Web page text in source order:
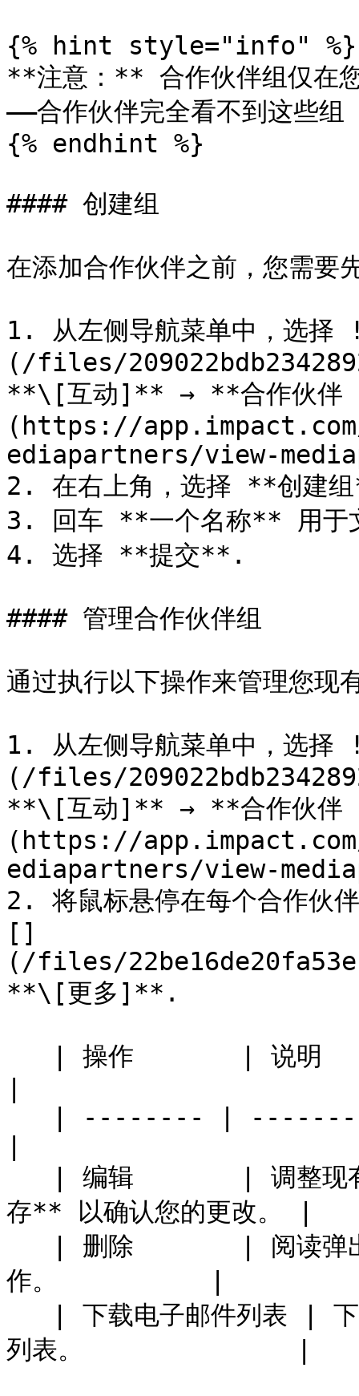
{% hint style="info" %}
**注意：** 合作伙伴组仅在
——合作伙伴完全看不到这些组
{% endhint %}
#### 创建组
在添加合作伙伴之前，您需要
1. 从左侧导航菜单中，选
(/files/
**\[互动]** → **合作伙
(https://
ediapartners/view-
2. 在右上角，选择 **创建
3. 回车 **一个名称** 用于
4. 选择 **提交**.
#### 管理合作伙伴组
通过执行以下操作来管理您现
1. 从左侧导航菜单中，选
(/files/
**\[互动]** → **合作伙
(https://
ediapartners/view-
2. 将鼠标悬停在每个合作伙
[]
(/files/
**\[更多]**.
存** 以确认您的更改。 |
作。          |
列表。              |